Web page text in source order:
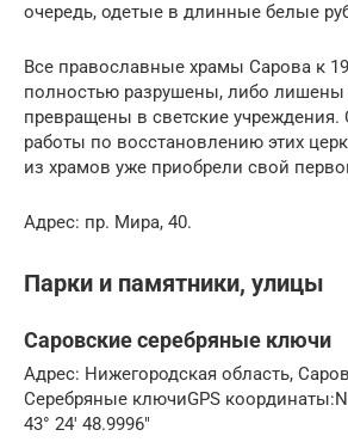
очередь, одетые в длинные белые
Все православные храмы Сарова к
полностью разрушены, либо лишены
превращены в светские учреждения.
работы по восстановлению этих
из храмов уже приобрели свой
Адрес: пр. Мира, 40.
Парки и памятники, улицы
Саровские серебряные ключи
Адрес: Нижегородская область,
Серебряные ключиGPS координаты:N
43° 24′ 48.9996″